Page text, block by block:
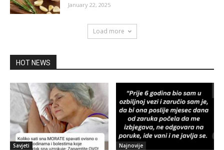
January 22, 2025
Load more
HOT NEWS
Savjeti Najnovije